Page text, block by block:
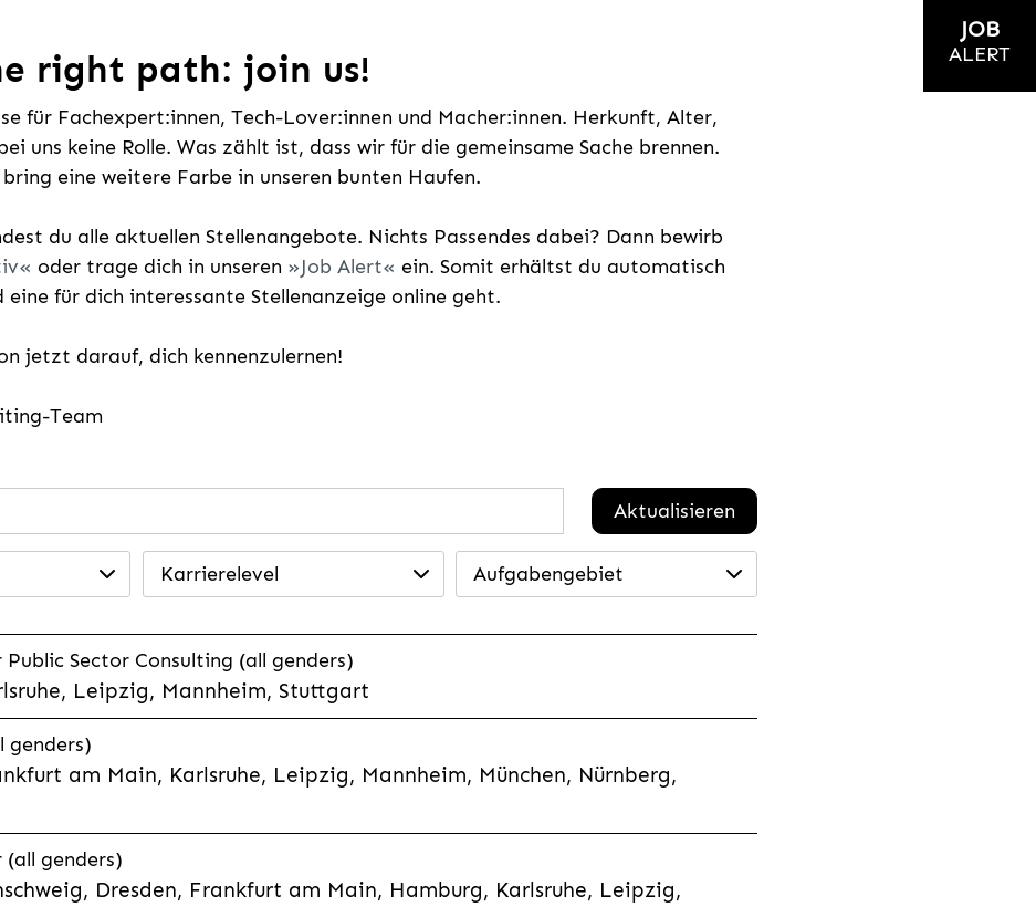
right path: join us!
für Fachexpert:innen, Tech-Lover:innen und Macher:innen. Herkunft, Alter,
uns keine Rolle. Was zählt ist, dass wir für die gemeinsame Sache brennen.
eine weitere Farbe in unseren bunten Haufen.
du alle aktuellen Stellenangebote. Nichts Passendes dabei? Dann bewirb
oder trage dich in unseren Job Alert
ein. Somit erhältst du automatisch
eine für dich interessante Stellenanzeige online geht.
jetzt darauf, dich kennenzulernen!
Team
Aktualisieren
Karrierelevel Aufgabengebiet
Public Sector Consulting (all genders)
Leipzig, Mannheim, Stuttgart
genders)
am Main, Karlsruhe, Leipzig, Mannheim, München, Nürnberg,
(all genders)
Dresden, Frankfurt am Main, Hamburg, Karlsruhe, Leipzig,
JOB
ALERT